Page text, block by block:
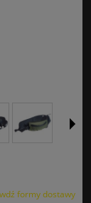
formy dostawy